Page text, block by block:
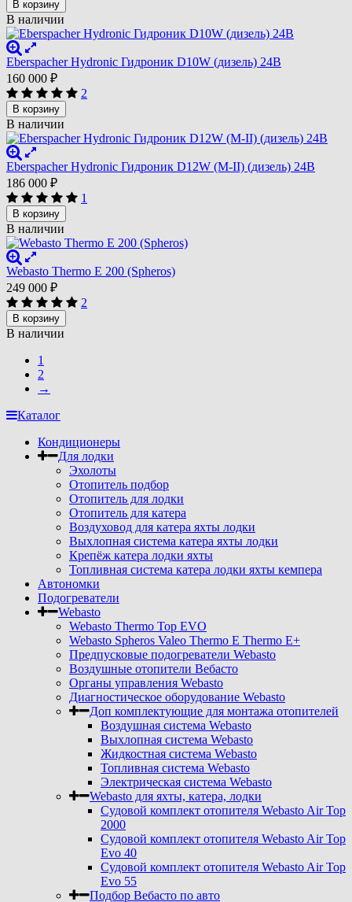
В корзину
В наличии
Eberspacher Hydronic Гидроник D10W (дизель) 24В
160 000 ₽
2
В корзину
В наличии
Eberspacher Hydronic Гидроник D12W (M-II) (дизель) 24В
186 000 ₽
1
В корзину
В наличии
Webasto Thermo E 200 (Spheros)
249 000 ₽
2
В корзину
В наличии
1
2
→
Каталог
Кондиционеры
Для лодки
Эхолоты
Отопитель подбор
Отопитель для лодки
Отопитель для катера
Воздуховод для катера яхты лодки
Выхлопная система катера яхты лодки
Крепёж катера лодки яхты
Топливная система катера лодки яхты кемпера
Автономки
Подогреватели
Webasto
Webasto Thermo Top EVO
Webasto Spheros Valeo Thermo E Thermo E+
Предпусковые подогреватели Webasto
Воздушные отопители Вебасто
Органы управления Webasto
Диагностическое оборудование Webasto
Доп комплектующие для монтажа отопителей
Воздушная система Webasto
Выхлопная система Webasto
Жидкостная система Webasto
Топливная система Webasto
Электрическая система Webasto
Webasto для яхты, катера, лодки
Судовой комплект отопителя Webasto Air Top
2000
Судовой комплект отопителя Webasto Air Top
Evo 40
Судовой комплект отопителя Webasto Air Top
Evo 55
Подбор Вебасто по авто